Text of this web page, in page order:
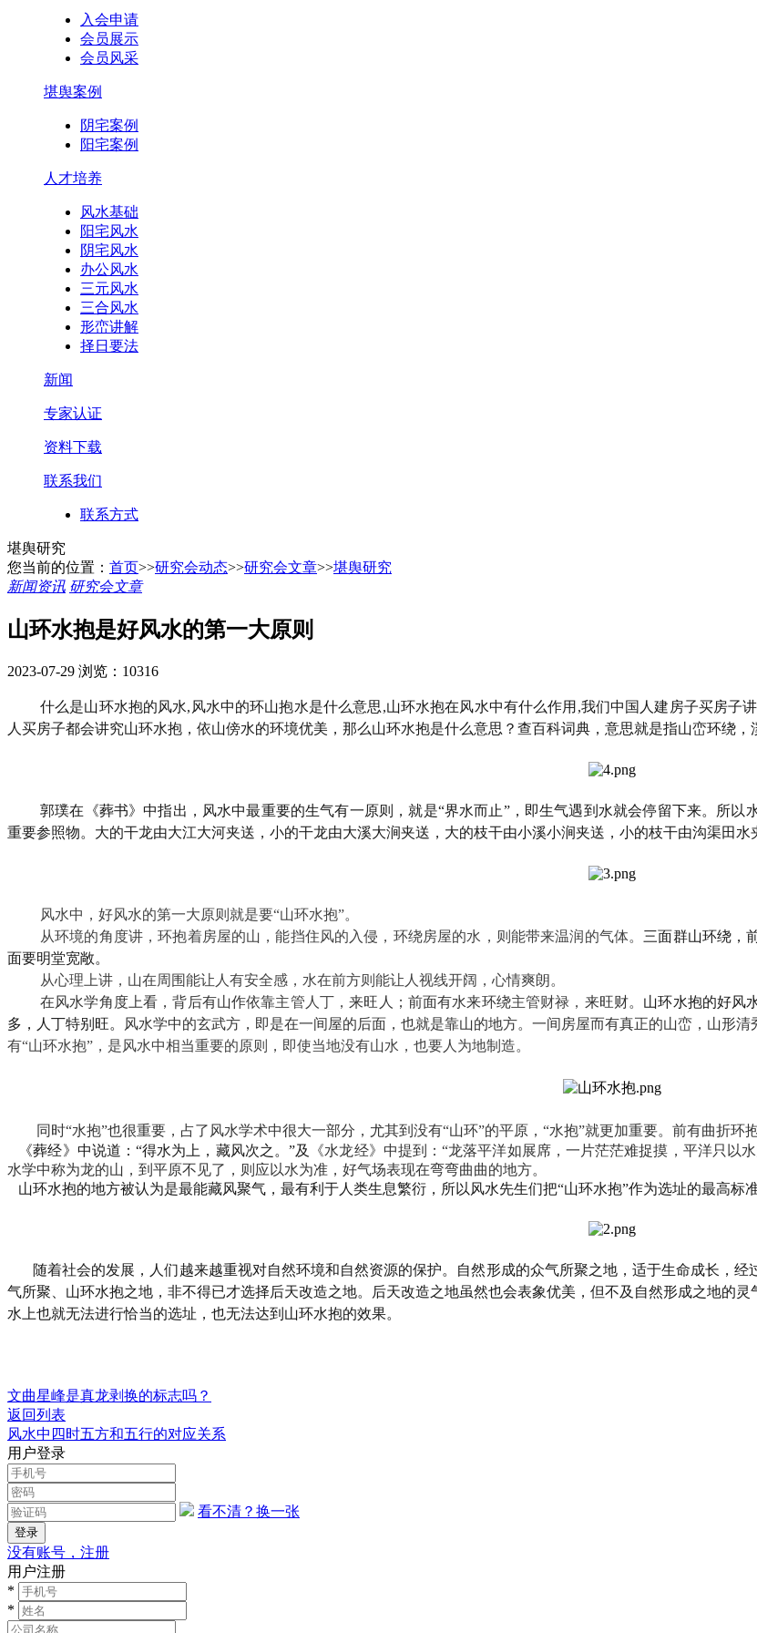
入会申请
会员展示
会员风采
堪舆案例
阴宅案例
阳宅案例
人才培养
风水基础
阳宅风水
阴宅风水
办公风水
三元风水
三合风水
形峦讲解
择日要法
新闻
专家认证
资料下载
联系我们
联系方式
堪舆研究
您当前的位置： 首页>>研究会动态>>研究会文章>>堪舆研究
新闻资讯 研究会文章
山环水抱是好风水的第一大原则
2023-07-29 浏览：10316
什么是山环水抱的风水,风水中的环山抱水是什么意思,山环水抱在风水中有什么作用,我们中国人建房子买房子
人买房子都会讲究山环水抱，依山傍水的环境优美，那么山环水抱是什么意思？查百科词典，意思就是指山峦环绕
郭璞在《葬书》中指出，风水中最重要的生气有一原则，就是“界水而止”，即生气遇到水就会停留下来。所
重要参照物。大的干龙由大江大河夹送，小的干龙由大溪大涧夹送，大的枝干由小溪小涧夹送，小的枝干由沟渠田水
风水中，好风水的第一大原则就是要“山环水抱”。
从环境的角度讲，环抱着房屋的山，能挡住风的入侵，环绕房屋的水，则能带来温润的气体。 三面群山环绕，
面要明堂宽敞。
从心理上讲，山在周围能让人有安全感，水在前方则能让人视线开阔，心情爽朗。
在风水学角度上看，背后有山作依靠主管人丁，来旺人；前面有水来环绕主管财禄， 来旺财。 山环水抱的好风
多，人丁特别旺。
风水学中的玄武方，即是在一间屋的后面，也就是靠山的地方。一间房屋而有真正的山峦，山形
有“山环水抱”，是风水中相当重要的原则，即使当地没有山水，也要人为地制造。
同时“水抱”也很重要，占了风水学术中很大一部分，尤其到没有“山环”的平原，“水抱”就更加重要。 前有曲折环
《葬经》中说道：“得水为上，藏风次之。”及
《水龙经》中提到：“龙落平洋如展席，一片茫茫难捉摸，平洋只以水
水学中称为龙的山，到平原不见了，则应以水为准，好气场表现在弯弯曲曲的地方。
山环水抱的地方被认为是最能藏风聚气，最有利于人类生息繁衍，所以风水先生们把“山环水抱”作为选址的最高标准
随着社会的发展，人们越来越重视对自然环境和自然资源的保护。自然形成的众气所聚之地，适于生命成长，
气所聚、山环水抱之地，非不得已才选择后天改造之地。后天改造之地虽然也会表象优美，但不及自然形成之地的
水上也就无法进行恰当的选址，也无法达到山环水抱的效果。
文曲星峰是真龙剥换的标志吗？
返回列表
风水中四时五方和五行的对应关系
用户登录
看不清？换一张
没有账号，注册
用户注册
*
*